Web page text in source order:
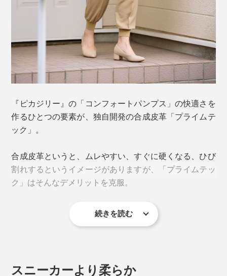
ヒールの高さは4.5cm、つま先はポインテッドタイプ。
『ピカジリー』の「コンフォートパンプス」の快適さを
作るひとつの要素が、独自開発の合成皮革「プライムテ
ック」。
合成皮革というと、ムレやすい、すぐに硬くなる、ひび
割れするというイメージがありますが、「プライムテッ
ク」はそんなデメリットを克服。
続きを読む
スニーカーより柔らか